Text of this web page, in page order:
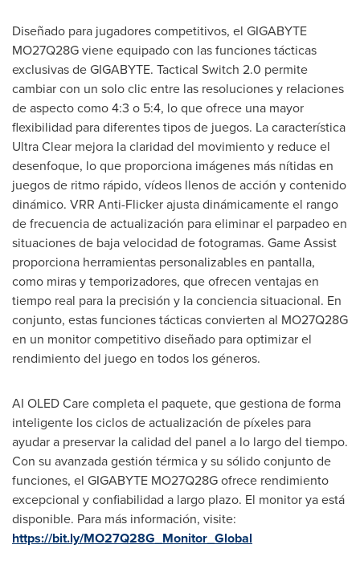
Diseñado para jugadores competitivos, el GIGABYTE
MO27Q28G viene equipado con las funciones tácticas
exclusivas de GIGABYTE. Tactical Switch 2.0 permite
cambiar con un solo clic entre las resoluciones y relaciones
de aspecto como 4:3 o 5:4, lo que ofrece una mayor
flexibilidad para diferentes tipos de juegos. La característica
Ultra Clear mejora la claridad del movimiento y reduce el
desenfoque, lo que proporciona imágenes más nítidas en
juegos de ritmo rápido, vídeos llenos de acción y contenido
dinámico. VRR Anti-Flicker ajusta dinámicamente el rango
de frecuencia de actualización para eliminar el parpadeo en
situaciones de baja velocidad de fotogramas. Game Assist
proporciona herramientas personalizables en pantalla,
como miras y temporizadores, que ofrecen ventajas en
tiempo real para la precisión y la conciencia situacional. En
conjunto, estas funciones tácticas convierten al MO27Q28G
en un monitor competitivo diseñado para optimizar el
rendimiento del juego en todos los géneros.
AI OLED Care completa el paquete, que gestiona de forma
inteligente los ciclos de actualización de píxeles para
ayudar a preservar la calidad del panel a lo largo del tiempo.
Con su avanzada gestión térmica y su sólido conjunto de
funciones, el GIGABYTE MO27Q28G ofrece rendimiento
excepcional y confiabilidad a largo plazo. El monitor ya está
disponible. Para más información, visite:
https://bit.ly/MO27Q28G_Monitor_Global